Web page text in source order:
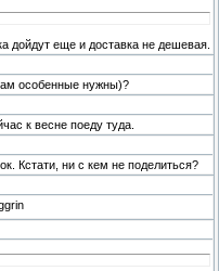
дойдут еще и доставка не дешевая.
особенные нужны)?
к весне поеду туда.
Кстати, ни с кем не поделиться?